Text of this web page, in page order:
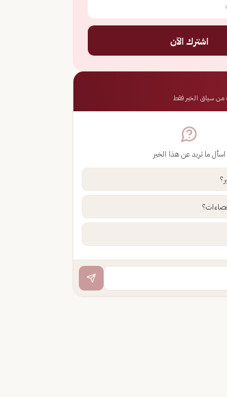
اشترك الآن
سياق الخبر فقط
اسأل ما تريد عن هذا الخبر